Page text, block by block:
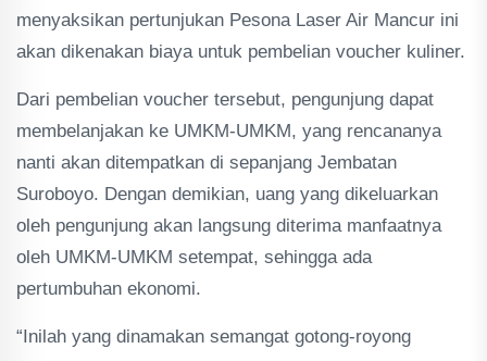
menyaksikan pertunjukan Pesona Laser Air Mancur ini
akan dikenakan biaya untuk pembelian voucher kuliner.
Dari pembelian voucher tersebut, pengunjung dapat
membelanjakan ke UMKM-UMKM, yang rencananya
nanti akan ditempatkan di sepanjang Jembatan
Suroboyo. Dengan demikian, uang yang dikeluarkan
oleh pengunjung akan langsung diterima manfaatnya
oleh UMKM-UMKM setempat, sehingga ada
pertumbuhan ekonomi.
“Inilah yang dinamakan semangat gotong-royong